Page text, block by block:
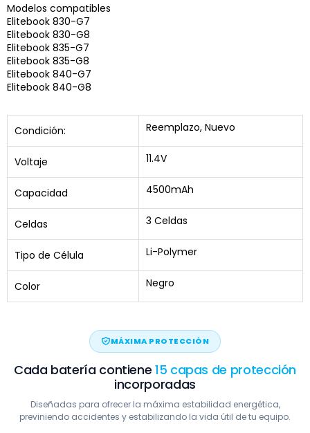
Modelos compatibles
Elitebook 830-G7
Elitebook 830-G8
Elitebook 835-G7
Elitebook 835-G8
Elitebook 840-G7
Elitebook 840-G8
Condición: Reemplazo, Nuevo
Voltaje 11.4V
Capacidad 4500mAh
Celdas 3 Celdas
Tipo de Célula Li-Polymer
Color Negro
MÁXIMA PROTECCIÓN
Cada batería contiene 15 capas de protección
incorporadas
Diseñadas para ofrecer la máxima estabilidad energética,
previniendo accidentes y estabilizando la vida útil de tu equipo.